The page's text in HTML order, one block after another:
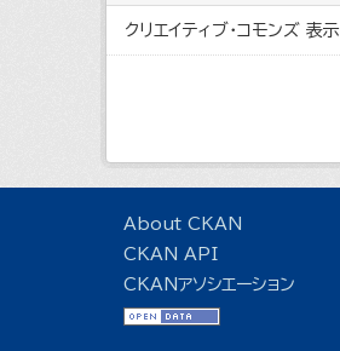
クリエイティブ・コモンズ 表示
About CKAN
CKAN API
CKANアソシエーション